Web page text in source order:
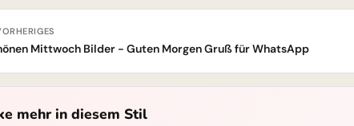
Mittwoch Bilder - Guten Morgen Gruß für WhatsApp
mehr in diesem Stil